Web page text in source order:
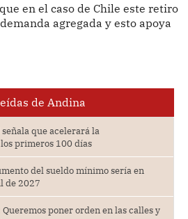
en el caso de Chile este retiro
agregada y esto apoya
de Andina
que acelerará la
primeros 100 días
del sueldo mínimo sería en
de 2027
poner orden en las calles y